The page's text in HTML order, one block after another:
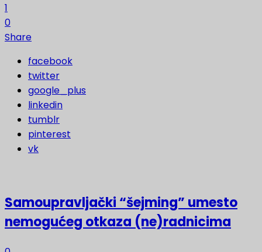
1
0
Share
facebook
twitter
google_plus
linkedin
tumblr
pinterest
vk
Samoupravljački “šejming” umesto
nemogućeg otkaza (ne)radnicima